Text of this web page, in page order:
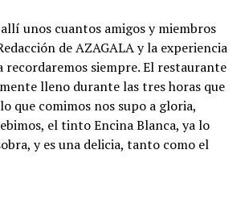
unos cuantos amigos y miembros
de AZAGALA y la experiencia
recordaremos siempre. El restaurante
lleno durante las tres horas que
que comimos nos supo a gloria,
el tinto Encina Blanca, ya lo
y es una delicia, tanto como el